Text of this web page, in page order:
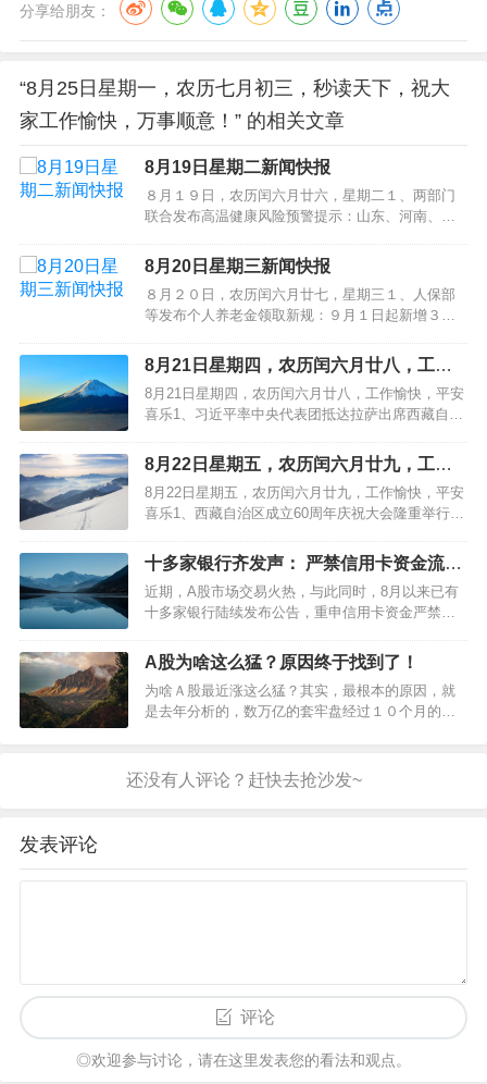
分享给朋友：
“8月25日星期一，农历七月初三，秒读天下，祝大
家工作愉快，万事顺意！” 的相关文章
8月19日星期二新闻快报
８月１９日，农历闰六月廿六，星期二１、两部门
联合发布高温健康风险预警提示：山东、河南、安
国铁集团：暑运启动以来，全国累计发送旅客突破
７亿人次，同比增长４．１％；３、２０２５年暑
期档电影总票房破１００亿，《南京照相馆》《浪
浪山小妖怪》《长安的荔枝》分列前三位…
8月20日星期三新闻快报
８月２０日，农历闰六月廿七，星期三１、人保部
等发布个人养老金领取新规：９月１日起新增３种
疗’双重保障升级；２、财政部：月全国彩票销售５
１９．４９亿元同比降５．０％，８省份销量增
长，河南增２．９亿元居首；３、国家体育总局：
“苏超”单场观众超６万人，带动江苏…
8月21日星期四，农历闰六月廿八，工作
愉快，平安喜乐
8月21日星期四，农历闰六月廿八，工作愉快，平安
喜乐1、习近平率中央代表团抵达拉萨出席西藏自治
里西班牙高温已致1149人死亡3、广西多地发现超40
例基孔肯雅热病例，疾控提示筑牢校园健康防线4、
阅兵活动按照阅兵式、分列式2个步骤进行，时长约
70分钟5、爱…
8月22日星期五，农历闰六月廿九，工作
愉快，平安喜乐
8月22日星期五，农历闰六月廿九，工作愉快，平安
喜乐1、西藏自治区成立60周年庆祝大会隆重举行，
23.96%， 5亿募资项目曾被监管问询3、运输服务单
价下滑，票均重下降带动其他收入增长，安能物流
在“内卷”中找平衡4、阻挠推搡昆明台记者采访，涉
事人被行政拘留10…
十多家银行齐发声： 严禁信用卡资金流入
股市
近期，A股市场交易火热，与此同时，8月以来已有
十多家银行陆续发布公告，重申信用卡资金严禁流
金用途作进一步明确：信用卡资金不得用于投资理
财领域，包括股票、基金、期货、虚拟币、投资型
贵金属、股权投资等。该公告指出，若信用卡资金
用于以上或其他非消费领域，则有可…
A股为啥这么猛？原因终于找到了！
为啥Ａ股最近涨这么猛？其实，最根本的原因，就
是去年分析的，数万亿的套牢盘经过１０个月的震
当然就好了！而且，大家注意看我们的宏观经济，
在全球这么难的情况下，我们的宏观数据是向好
发表评论
评论
◎欢迎参与讨论，请在这里发表您的看法和观点。